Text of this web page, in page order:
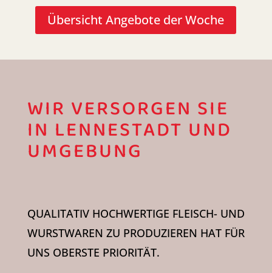
Übersicht Angebote der Woche
WIR VERSORGEN SIE
IN LENNESTADT UND
UMGEBUNG
QUALITATIV HOCHWERTIGE FLEISCH- UND
WURSTWAREN ZU PRODUZIEREN HAT FÜR
UNS OBERSTE PRIORITÄT.